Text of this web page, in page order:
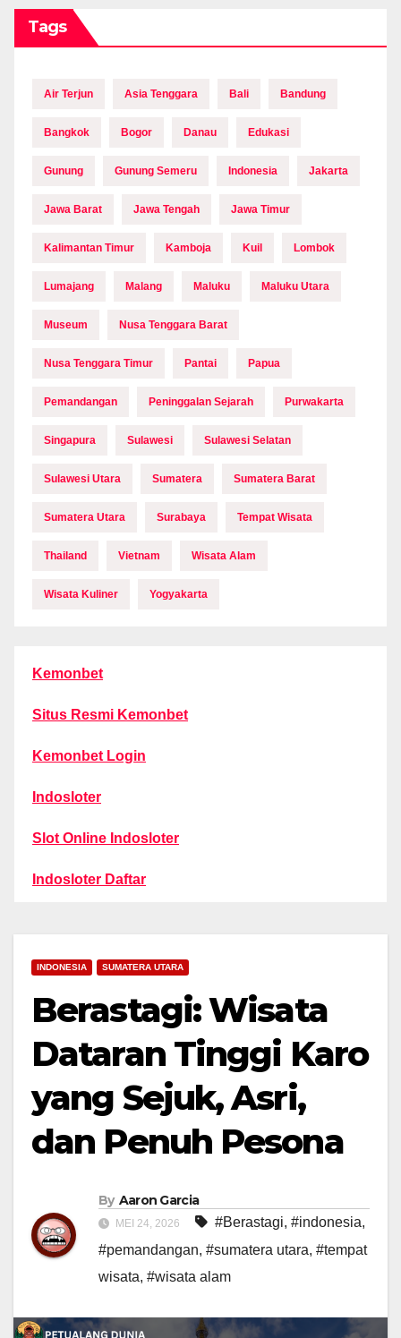
Tags
Air Terjun Asia Tenggara Bali Bandung
Bangkok Bogor Danau Edukasi
Gunung Gunung Semeru Indonesia Jakarta
Jawa Barat Jawa Tengah Jawa Timur
Kalimantan Timur Kamboja Kuil Lombok
Lumajang Malang Maluku Maluku Utara
Museum Nusa Tenggara Barat
Nusa Tenggara Timur Pantai Papua
Pemandangan Peninggalan Sejarah Purwakarta
Singapura Sulawesi Sulawesi Selatan
Sulawesi Utara Sumatera Sumatera Barat
Sumatera Utara Surabaya Tempat Wisata
Thailand Vietnam Wisata Alam
Wisata Kuliner Yogyakarta
Kemonbet
Situs Resmi Kemonbet
Kemonbet Login
Indosloter
Slot Online Indosloter
Indosloter Daftar
INDONESIA SUMATERA UTARA
Berastagi: Wisata
Dataran Tinggi Karo
yang Sejuk, Asri,
dan Penuh Pesona
By Aaron Garcia
MEI 24, 2026 #Berastagi, #indonesia,
#pemandangan, #sumatera utara, #tempat
wisata, #wisata alam